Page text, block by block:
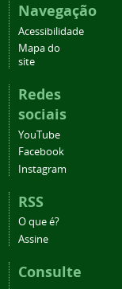
Navegação
Acessibilidade
Mapa do
site
Redes
sociais
YouTube
Facebook
Instagram
RSS
O que é?
Assine
Consulte